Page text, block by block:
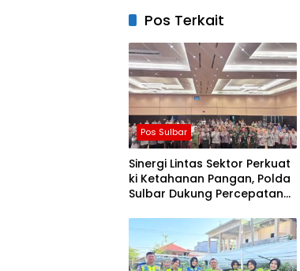
Pos Terkait
Pos Sulbar
Sinergi Lintas Sektor Perkuat
ki Ketahanan Pangan, Polda
Sulbar Dukung Percepatan
Kekeringan